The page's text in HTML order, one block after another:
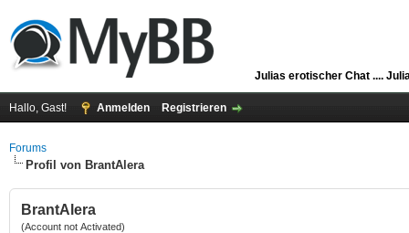
Julias erotischer Chat ....
Hallo, Gast! Anmelden Registrieren
Forums
Profil von BrantAlera
BrantAlera
(Account not Activated)